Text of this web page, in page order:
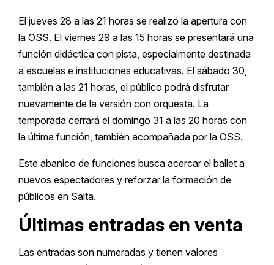
El jueves 28 a las 21 horas se realizó la apertura con
la OSS. El viernes 29 a las 15 horas se presentará una
función didáctica con pista, especialmente destinada
a escuelas e instituciones educativas. El sábado 30,
también a las 21 horas, el público podrá disfrutar
nuevamente de la versión con orquesta. La
temporada cerrará el domingo 31 a las 20 horas con
la última función, también acompañada por la OSS.
Este abanico de funciones busca acercar el ballet a
nuevos espectadores y reforzar la formación de
públicos en Salta.
Últimas entradas en venta
Las entradas son numeradas y tienen valores